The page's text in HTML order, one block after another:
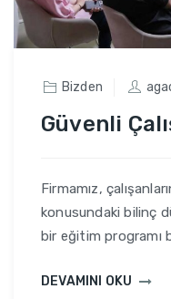
Bizden
Güvenli
Firmamız,
konusundaki bilinç
bir eğitim programı
DEVAMINI OKU